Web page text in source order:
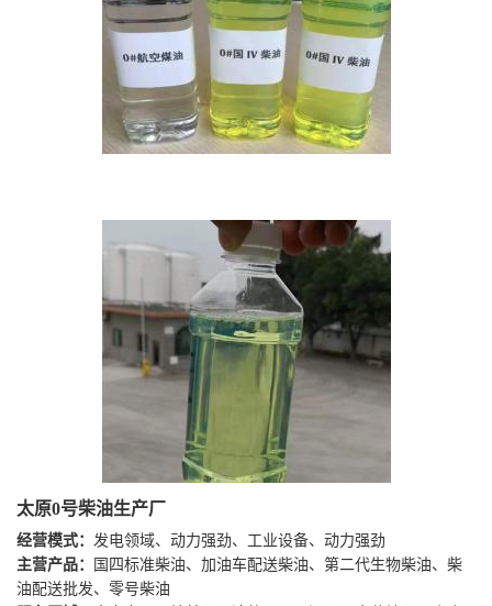
太原0号柴油生产厂
经营模式： 发电领域、动力强劲、工业设备、动力强劲
主营产品：
国四标准柴油、加油车配送柴油、第二代生物柴油、柴
油配送批发、零号柴油